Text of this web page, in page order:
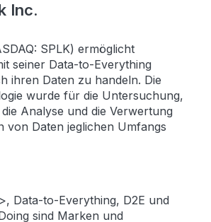
Inc.
SPLK) ermöglicht
seiner Data-to-Everything
ihren Daten zu handeln. Die
wurde für die Untersuchung,
Analyse und die Verwertung
von Daten jeglichen Umfangs
Data-to-Everything, D2E und
sind Marken und